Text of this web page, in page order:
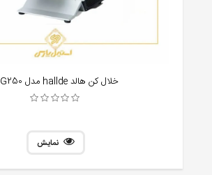
خلال کن هالد hallde مدل RG250
نمایش